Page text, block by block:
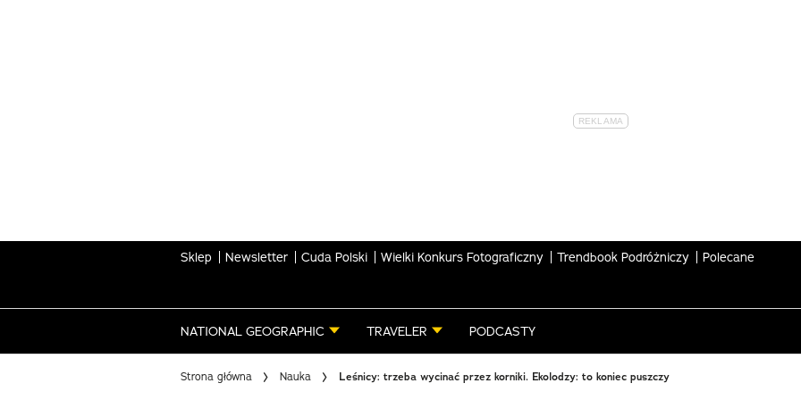
Sklep Newsletter Cuda Polski Wielki Konkurs Fotograficzny Trendbook Podróżniczy Polecane
NATIONAL GEOGRAPHIC TRAVELER PODCASTY
Strona główna Nauka Leśnicy: trzeba wycinać przez korniki. Ekolodzy: to koniec puszczy